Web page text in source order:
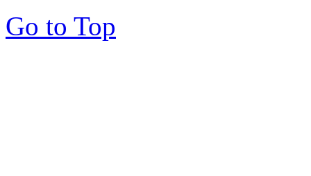
Go to Top